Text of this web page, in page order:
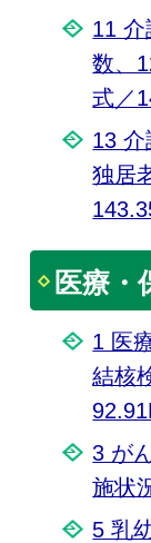
11
数、
式／
13
独居
医療・
1 医
結核
3 が
施状
5 乳